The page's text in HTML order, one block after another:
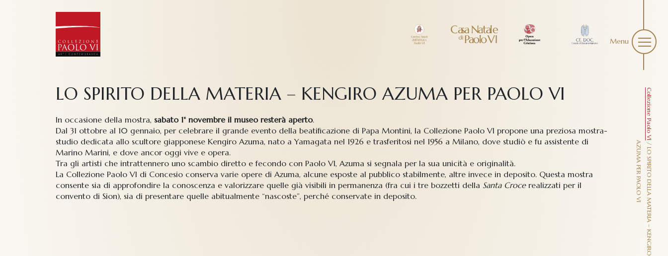
Menu
Collezione Paolo VI
/
L
O
S
P
I
R
I
T
O
D
E
L
L
A
M
A
T
E
R
I
A
–
K
E
N
G
I
R
O
AZ
U
M
A
P
E
R
P
A
O
L
O
V
I
LO SPIRITO DELLA MATERIA – KENGIRO AZUMA PER PAOLO VI
In occasione della mostra, sabato 1° novembre il museo resterà aperto.
Dal 31 ottobre al 10 gennaio, per celebrare il grande evento della beatificazione di Papa Montini, la Collezione Paolo VI propone una preziosa mostra-
studio dedicata allo scultore giapponese Kengiro Azuma, nato a Yamagata nel 1926 e trasferitosi nel 1956 a Milano, dove studiò e fu assistente di
Marino Marini, e dove ancor oggi vive e opera.
Tra gli artisti che intrattennero uno scambio diretto e fecondo con Paolo VI, Azuma si segnala per la sua unicità e originalità.
La Collezione Paolo VI di Concesio conserva varie opere di Azuma, alcune esposte al pubblico stabilmente, altre invece in deposito. Questa mostra
consente sia di approfondire la conoscenza e valorizzare quelle già visibili in permanenza (fra cui i tre bozzetti della Santa Crocerealizzati per il
convento di Sion), sia di presentare quelle abitualmente “nascoste”, perché conservate in deposito.